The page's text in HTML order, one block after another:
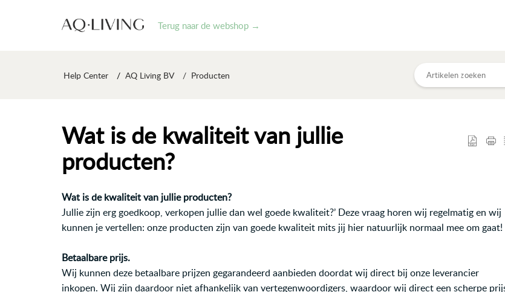
Terug naar de webshop →
Help Center AQ Living BV Producten
Wat is de kwaliteit van jullie
producten?
Wat is de kwaliteit van jullie producten?
Jullie zijn erg goedkoop, verkopen jullie dan wel goede kwaliteit?’ Deze vraag horen wij regelmatig en wij
kunnen je vertellen: onze producten zijn van goede kwaliteit mits jij hier natuurlijk normaal mee om gaat!
Betaalbare prijs.
Wij kunnen deze betaalbare prijzen gegarandeerd aanbieden doordat wij direct bij onze leverancier
inkopen. Wij zijn daardoor niet afhankelijk van vertegenwoordigers, waardoor wij direct een scherpe